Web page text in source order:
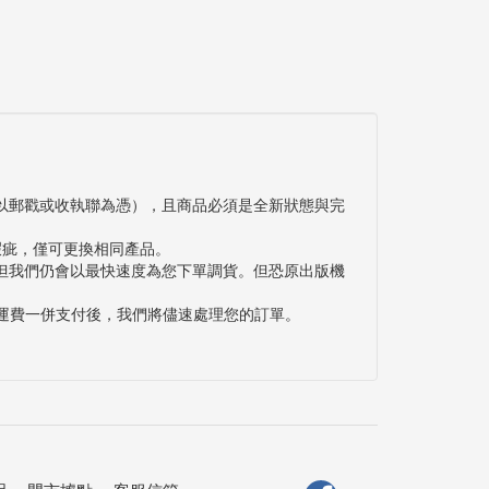
戳或收執聯為憑），且商品必須是全新狀態與完
，僅可更換相同產品。
們仍會以最快速度為您下單調貨。但恐原出版機
一併支付後，我們將儘速處理您的訂單。